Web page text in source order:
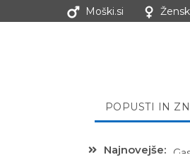
Moški.si
POPUSTI IN
Najnovejše: